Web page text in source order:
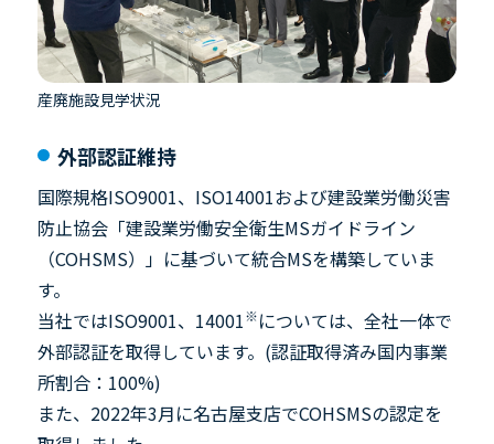
産廃施設見学状況
外部認証維持
国際規格ISO9001、ISO14001および建設業労働災害
防止協会「建設業労働安全衛生MSガイドライン
（COHSMS）」に基づいて統合MSを構築していま
す。
当社ではISO9001、14001※については、全社一体で
外部認証を取得しています。(認証取得済み国内事業
所割合：100%)
また、2022年3月に名古屋支店でCOHSMSの認定を